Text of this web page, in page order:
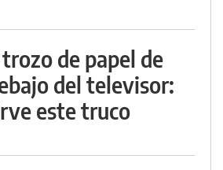
de papel de
del televisor:
este truco